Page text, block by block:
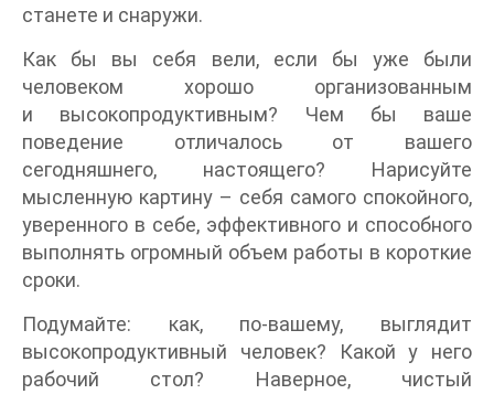
станете и снаружи.
Как бы вы себя вели, если бы уже были
человеком хорошо организованным
и высокопродуктивным? Чем бы ваше
поведение отличалось от вашего
сегодняшнего, настоящего? Нарисуйте
мысленную картину – себя самого спокойного,
уверенного в себе, эффективного и способного
выполнять огромный объем работы в короткие
сроки.
Подумайте: как, по-вашему, выглядит
высокопродуктивный человек? Какой у него
рабочий стол? Наверное, чистый